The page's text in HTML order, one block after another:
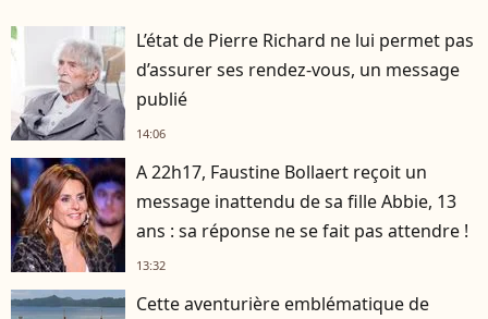
L’état de Pierre Richard ne lui permet pas
d’assurer ses rendez-vous, un message
publié
14:06
A 22h17, Faustine Bollaert reçoit un
message inattendu de sa fille Abbie, 13
ans : sa réponse ne se fait pas attendre !
13:32
Cette aventurière emblématique de